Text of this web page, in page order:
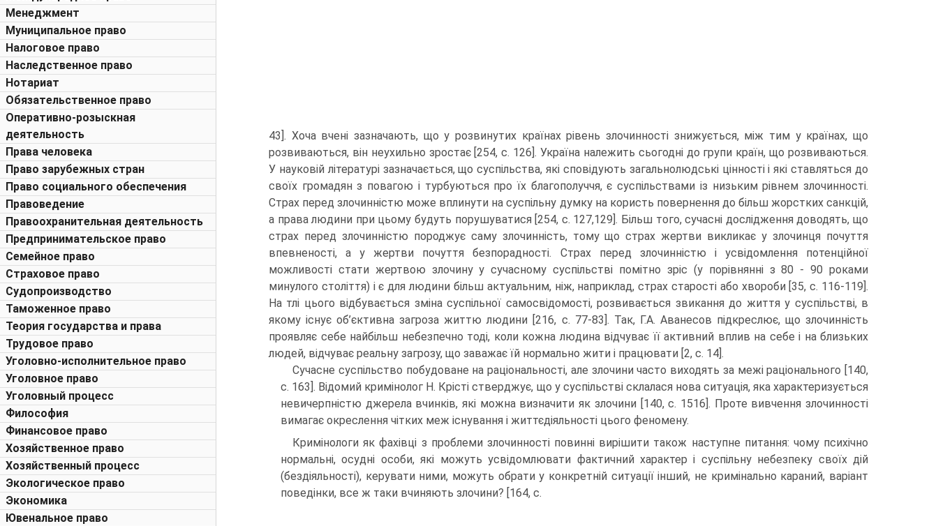
Менеджмент
Муниципальное право
Налоговое право
Наследственное право
Нотариат
Обязательственное право
Оперативно-розыскная
деятельность
Права человека
Право зарубежных стран
Право социального обеспечения
Правоведение
Правоохранительная деятельность
Предпринимательское право
Семейное право
Страховое право
Судопроизводство
Таможенное право
Теория государства и права
Трудовое право
Уголовно-исполнительное право
Уголовное право
Уголовный процесс
Философия
Финансовое право
Хозяйственное право
Хозяйственный процесс
Экологическое право
Экономика
Ювенальное право
43]. Хоча вчені зазначають, що у розвинутих країнах рівень злочинності знижується, між тим у країнах, що
розвиваються, він неухильно зростає [254, с. 126]. Україна належить сьогодні до групи країн, що розвиваються.
У науковій літературі зазначається, що суспільства, які сповідують загальнолюдські цінності і які ставляться до
своїх громадян з повагою і турбуються про їх благополуччя, є суспільствами із низьким рівнем злочинності.
Страх перед злочинністю може вплинути на суспільну думку на користь повернення до більш жорстких санкцій,
а права людини при цьому будуть порушуватися [254, с. 127,129]. Більш того, сучасні дослідження доводять, що
страх перед злочинністю породжує саму злочинність, тому що страх жертви викликає у злочинця почуття
впевненості, а у жертви почуття безпорадності. Страх перед злочинністю і усвідомлення потенційної
можливості стати жертвою злочину у сучасному суспільстві помітно зріс (у порівнянні з 80 - 90 роками
минулого століття) і є для людини більш актуальним, ніж, наприклад, страх старості або хвороби [35, с. 116-119].
На тлі цього відбувається зміна суспільної самосвідомості, розвивається звикання до життя у суспільстві, в
якому існує об’єктивна загроза життю людини [216, с. 77-83]. Так, Г.А. Аванесов підкреслює, що злочинність
проявляє себе найбільш небезпечно тоді, коли кожна людина відчуває її активний вплив на себе і на близьких
людей, відчуває реальну загрозу, що заважає їй нормально жити і працювати [2, с. 14].
Сучасне суспільство побудоване на раціональності, але злочини часто виходять за межі раціонального [140,
с. 163]. Відомий кримінолог Н. Крісті стверджує, що у суспільстві склалася нова ситуація, яка характеризується
невичерпністю джерела вчинків, які можна визначити як злочини [140, с. 1516]. Проте вивчення злочинності
вимагає окреслення чітких меж існування і життєдіяльності цього феномену.
Кримінологи як фахівці з проблеми злочинності повинні вирішити також наступне питання: чому психічно
нормальні, осудні особи, які можуть усвідомлювати фактичний характер і суспільну небезпеку своїх дій
(бездіяльності), керувати ними, можуть обрати у конкретній ситуації інший, не кримінально караний, варіант
поведінки, все ж таки вчиняють злочини? [164, с.